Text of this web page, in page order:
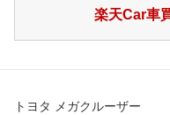
楽天Car車
トヨタ メガクルーザー